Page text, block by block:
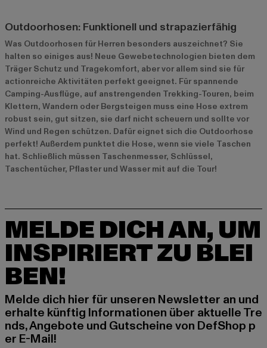
Outdoorhosen: Funktionell und strapazierfähig
Was Outdoorhosen für Herren besonders auszeichnet? Sie
halten so einiges aus! Neue Gewebetechnologien bieten dem
Träger Schutz und Tragekomfort, aber vor allem sind sie für
actionreiche Aktivitäten perfekt geeignet. Für spannende
Camping-Ausflüge, auf anstrengenden Trekking-Touren, beim
Klettern, Wandern oder Bergsteigen muss eine Hose extrem
robust sein, gut sitzen, sie darf nicht scheuern und sollte vor
Wind und Regen schützen. Dafür eignet sich die Outdoorhose
perfekt! Außerdem punktet die Hose, wenn sie viele Taschen
hat. Schließlich müssen Taschenmesser, Schlüssel,
Taschentücher, Pflaster und Wasser mit auf die Tour!
MELDE DICH AN, UM
INSPIRIERT ZU BLEI
BEN!
Melde dich hier für unseren Newsletter an und
erhalte künftig Informationen über aktuelle Tre
nds, Angebote und Gutscheine von DefShop p
er E-Mail!